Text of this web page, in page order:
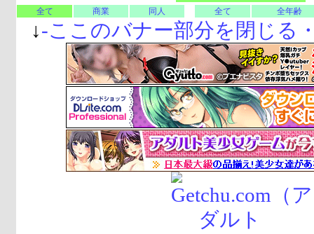
全て
商業 同人 全て 全年齢
↓-ここのバナー部分を閉じる